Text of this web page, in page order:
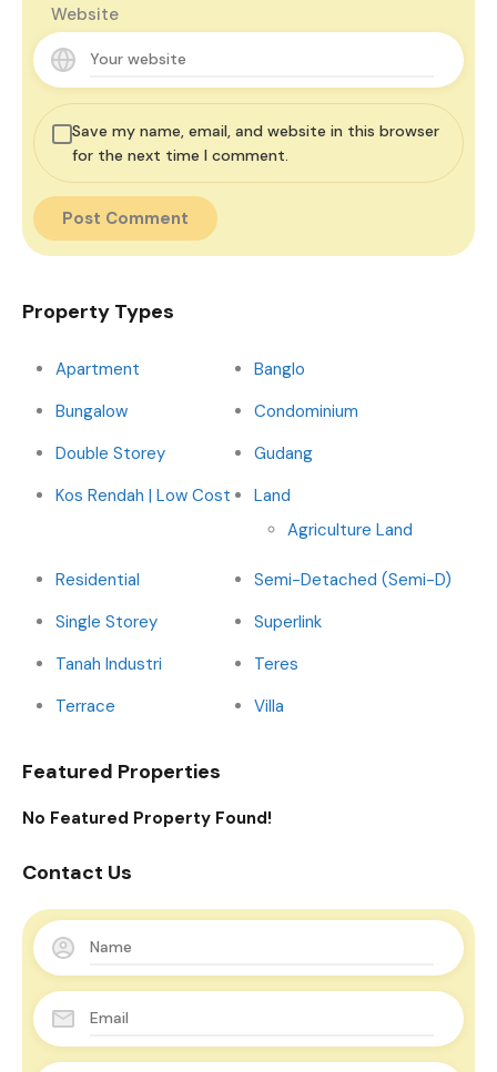
Website
Save my name, email, and website in this browser
for the next time I comment.
Property Types
Apartment
Banglo
Bungalow
Condominium
Double Storey
Gudang
Kos Rendah | Low Cost
Land
Agriculture Land
Residential
Semi-Detached (Semi-D)
Single Storey
Superlink
Tanah Industri
Teres
Terrace
Villa
Featured Properties
No Featured Property Found!
Contact Us